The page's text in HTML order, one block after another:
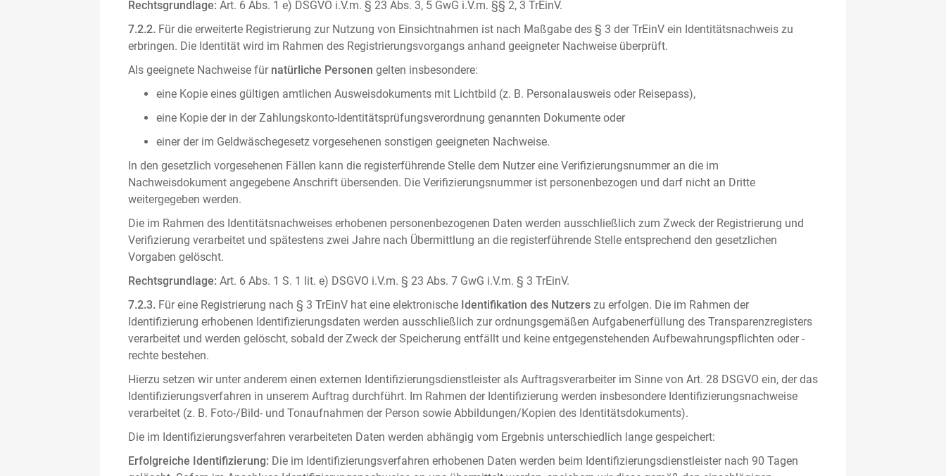
Rechtsgrundlage: Art. 6 Abs. 1 e) DSGVO i.V.m. § 23 Abs. 3, 5 GwG i.V.m. §§ 2, 3 TrEinV.
7.2.2. Für die erweiterte Registrierung zur Nutzung von Einsichtnahmen ist nach Maßgabe des § 3 der TrEinV ein Identitätsnachweis zu
erbringen. Die Identität wird im Rahmen des Registrierungsvorgangs anhand geeigneter Nachweise überprüft.
Als geeignete Nachweise für natürliche Personen gelten insbesondere:
eine Kopie eines gültigen amtlichen Ausweisdokuments mit Lichtbild (z. B. Personalausweis oder Reisepass),
eine Kopie der in der Zahlungskonto-Identitätsprüfungsverordnung genannten Dokumente oder
einer der im Geldwäschegesetz vorgesehenen sonstigen geeigneten Nachweise.
In den gesetzlich vorgesehenen Fällen kann die registerführende Stelle dem Nutzer eine Verifizierungsnummer an die im
Nachweisdokument angegebene Anschrift übersenden. Die Verifizierungsnummer ist personenbezogen und darf nicht an Dritte
weitergegeben werden.
Die im Rahmen des Identitätsnachweises erhobenen personenbezogenen Daten werden ausschließlich zum Zweck der Registrierung und
Verifizierung verarbeitet und spätestens zwei Jahre nach Übermittlung an die registerführende Stelle entsprechend den gesetzlichen
Vorgaben gelöscht.
Rechtsgrundlage: Art. 6 Abs. 1 S. 1 lit. e) DSGVO i.V.m. § 23 Abs. 7 GwG i.V.m. § 3 TrEinV.
7.2.3. Für eine Registrierung nach § 3 TrEinV hat eine elektronische Identifikation des Nutzers zu erfolgen. Die im Rahmen der
Identifizierung erhobenen Identifizierungsdaten werden ausschließlich zur ordnungsgemäßen Aufgabenerfüllung des Transparenzregisters
verarbeitet und werden gelöscht, sobald der Zweck der Speicherung entfällt und keine entgegenstehenden Aufbewahrungspflichten oder -
rechte bestehen.
Hierzu setzen wir unter anderem einen externen Identifizierungsdienstleister als Auftragsverarbeiter im Sinne von Art. 28 DSGVO ein, der das
Identifizierungsverfahren in unserem Auftrag durchführt. Im Rahmen der Identifizierung werden insbesondere Identifizierungsnachweise
verarbeitet (z. B. Foto-/Bild- und Tonaufnahmen der Person sowie Abbildungen/Kopien des Identitätsdokuments).
Die im Identifizierungsverfahren verarbeiteten Daten werden abhängig vom Ergebnis unterschiedlich lange gespeichert:
Erfolgreiche Identifizierung: Die im Identifizierungsverfahren erhobenen Daten werden beim Identifizierungsdienstleister nach 90 Tagen